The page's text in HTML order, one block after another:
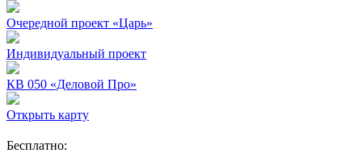
Очередной проект «Царь»
Индивидуальный проект
КВ 050 «Деловой Про»
Открыть карту
Бесплатно: